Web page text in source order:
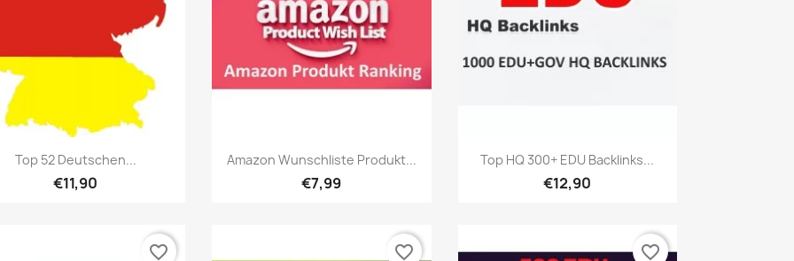
Hızlı Görünüm
Top 52 Deutschen...
€11,90
Hızlı Görünüm
Amazon Wunschliste Produkt...
€7,99
Hızlı Görünüm
Top HQ 300+ EDU Backlinks...
€12,90
favorite_border favorite_border favorite_border